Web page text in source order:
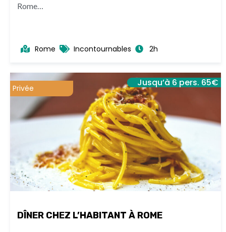
Rome…
Rome Incontournables 2h
Jusqu’à 6 pers. 65€
Privée
DÎNER CHEZ L’HABITANT À ROME